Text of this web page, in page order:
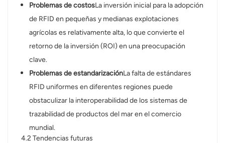
Problemas de costosLa inversión inicial para la adopción
de RFID en pequeñas y medianas explotaciones
agrícolas es relativamente alta, lo que convierte el
retorno de la inversión (ROI) en una preocupación
clave.
Problemas de estandarizaciónLa falta de estándares
RFID uniformes en diferentes regiones puede
obstaculizar la interoperabilidad de los sistemas de
trazabilidad de productos del mar en el comercio
mundial.
4.2 Tendencias futuras